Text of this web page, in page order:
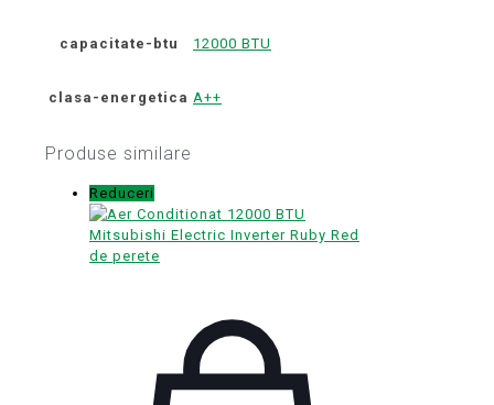
capacitate-btu 12000 BTU
clasa-energetica A++
Produse similare
Reduceri